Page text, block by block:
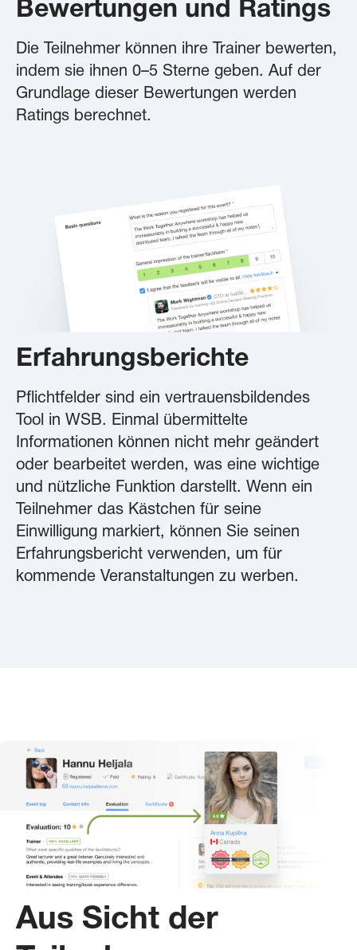
Bewertungen und Ratings
Die Teilnehmer können ihre Trainer bewerten,
indem sie ihnen 0–5 Sterne geben. Auf der
Grundlage dieser Bewertungen werden
Ratings berechnet.
Erfahrungsberichte
Pflichtfelder sind ein vertrauensbildendes
Tool in WSB. Einmal übermittelte
Informationen können nicht mehr geändert
oder bearbeitet werden, was eine wichtige
und nützliche Funktion darstellt. Wenn ein
Teilnehmer das Kästchen für seine
Einwilligung markiert, können Sie seinen
Erfahrungsbericht verwenden, um für
kommende Veranstaltungen zu werben.
Aus Sicht der